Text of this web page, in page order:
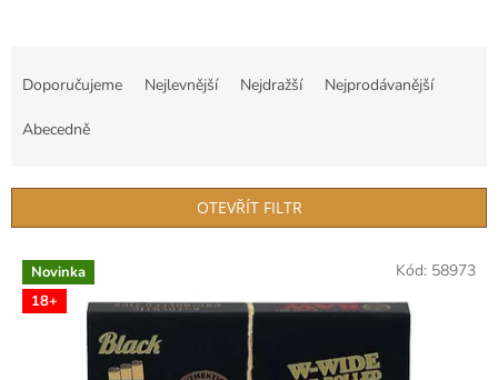
í
r
o
d
Doporučujeme Nejlevnější Nejdražší Nejprodávanější
Abecedně
OTEVŘÍT FILTR
V
p
Novinka
18+
Kód: 58973